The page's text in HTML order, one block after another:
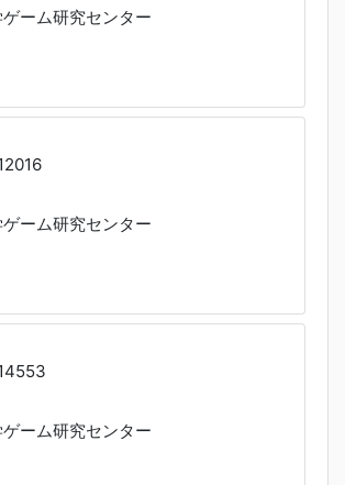
ーム研究センター
ーム研究センター
ーム研究センター